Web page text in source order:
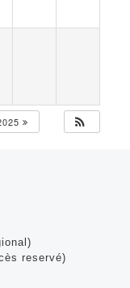
reservé)